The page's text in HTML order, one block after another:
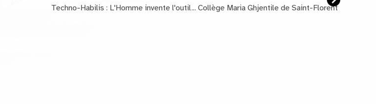
Techno-Habilis : L'Homme invente l'outil... Collège Maria Ghjentile de Saint-Florent